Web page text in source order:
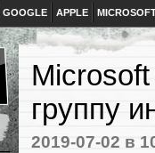
GOOGLE APPLE
группу
2019-07-02 в